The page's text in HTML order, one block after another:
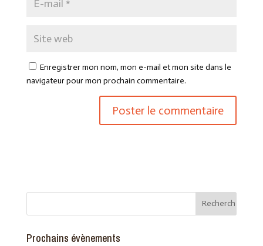
Enregistrer mon nom, mon e-mail et mon site dans le
navigateur pour mon prochain commentaire.
Prochains évènements